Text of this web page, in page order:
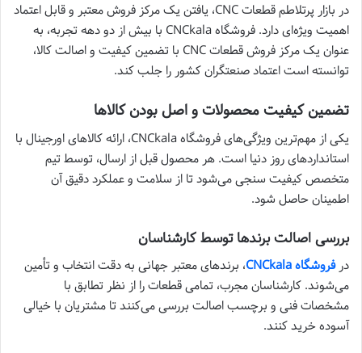
در بازار پرتلاطم قطعات CNC، یافتن یک مرکز فروش معتبر و قابل اعتماد
اهمیت ویژه‌ای دارد. فروشگاه CNCkala با بیش از دو دهه تجربه، به
عنوان یک مرکز فروش قطعات CNC با تضمین کیفیت و اصالت کالا،
توانسته است اعتماد صنعتگران کشور را جلب کند.
تضمین کیفیت محصولات و اصل بودن کالاها
یکی از مهم‌ترین ویژگی‌های فروشگاه CNCkala، ارائه کالاهای اورجینال با
استانداردهای روز دنیا است. هر محصول قبل از ارسال، توسط تیم
متخصص کیفیت سنجی می‌شود تا از سلامت و عملکرد دقیق آن
اطمینان حاصل شود.
بررسی اصالت برندها توسط کارشناسان
درفروشگاه CNCkala
، برندهای معتبر جهانی به دقت انتخاب و تأمین
می‌شوند. کارشناسان مجرب، تمامی قطعات را از نظر تطابق با
مشخصات فنی و برچسب اصالت بررسی می‌کنند تا مشتریان با خیالی
آسوده خرید کنند.